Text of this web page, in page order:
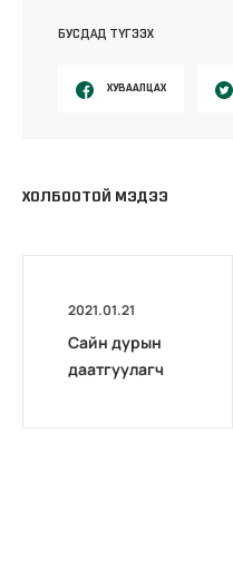
БУСДАД ТҮГЭЭХ
ХУВААЛЦАХ
ХОЛБООТОЙ МЭДЭЭ
2021.01.21
Сайн дурын
даатгуулагч